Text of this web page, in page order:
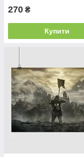
270 ₴
Купити